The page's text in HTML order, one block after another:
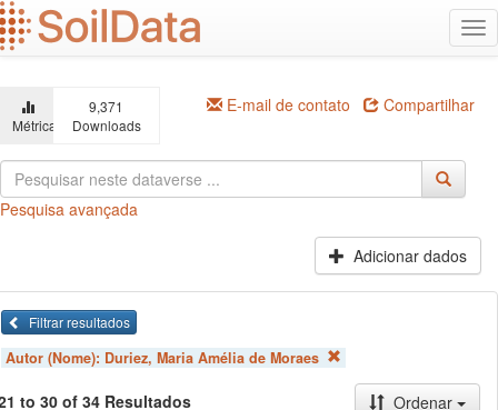
Ir
para
o
principal
Métricas
9,371
Downloads
E-mail de contato Compartilhar
Pesquisa avançada
Adicionar dados
Filtrar resultados
Autor (Nome): Duriez, Maria Amélia de Moraes
to 30 of 34 Resultados
Ordenar